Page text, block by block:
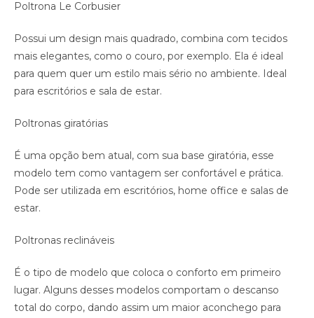
Poltrona Le Corbusier
Possui um design mais quadrado, combina com tecidos
mais elegantes, como o couro, por exemplo. Ela é ideal
para quem quer um estilo mais sério no ambiente. Ideal
para escritórios e sala de estar.
Poltronas giratórias
É uma opção bem atual, com sua base giratória, esse
modelo tem como vantagem ser confortável e prática.
Pode ser utilizada em escritórios, home office e salas de
estar.
Poltronas reclináveis
É o tipo de modelo que coloca o conforto em primeiro
lugar. Alguns desses modelos comportam o descanso
total do corpo, dando assim um maior aconchego para